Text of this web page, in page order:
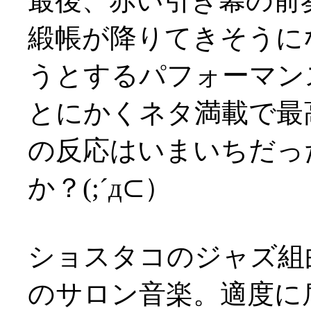
緞帳が降りてきそう
うとするパフォーマ
とにかくネタ満載で
の反応はいまいちだ
か？(;´д⊂）
ショスタコのジャズ
のサロン音楽。適度